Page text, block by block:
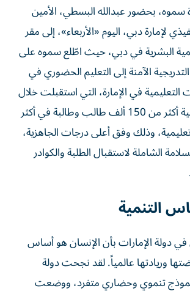
سموه، بحضور عبدالله البسطي، الأمين
لإمارة دبي، اليوم «الأربعاء»، إلى مقر
البشرية في دبي، حيث اطّلع سموه على
الآمنة إلى التعليم الحضوري في
في الإمارة، التي استقبلت خلال
الأيام القليلة الماضية أكثر من 150 ألف طالب وطالبة في أكثر
تعليمية، وذلك وفق أعلى درجات الجاهزية،
الشاملة لاستقبال الطلبة والكوادر
التنمية
دولة الإمارات بأن الإنسان هو أساس
وريادتها عالمياً. لقد نجحت دولة
نموذج تنموي وحضاري متفرد، ووضعت